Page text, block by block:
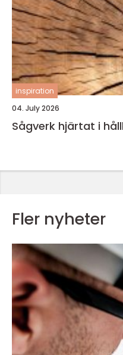
inspiration
04. July 2026
Sågverk
Fler nyheter